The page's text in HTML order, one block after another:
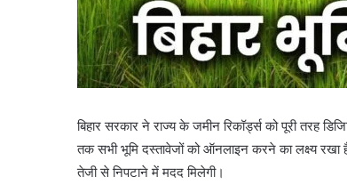
बिहार सरकार ने राज्य के जमीन रिकॉर्ड्स को पूरी तरह
तक सभी भूमि दस्तावेजों को ऑनलाइन करने का लक्ष्य रखा
तेजी से निपटाने में मदद मिलेगी।